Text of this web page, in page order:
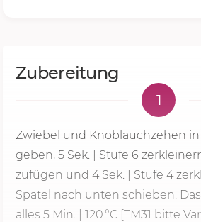
Zubereitung
1
Zwiebel und Knoblauchzehen
geben, 5 Sek. Stufe 6
zufügen und 4 Sek. | Stufe 4
Spatel nach unten schieben.
alles 5 Min.
| 120 °C [TM31 bitte